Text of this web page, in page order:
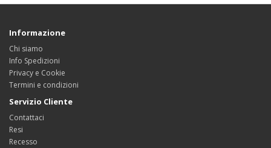
Informazione
Chi siamo
Info Spedizioni
Privacy e Cookie
Termini e condizioni
Servizio Cliente
Contattaci
Resi
Recesso